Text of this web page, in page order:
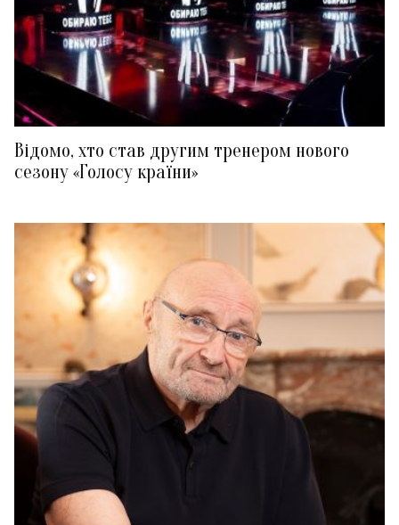
Відомо, хто став другим тренером нового
сезону «Голосу країни»